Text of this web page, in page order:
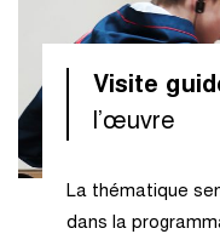
Visite
l’œuvre
La thématique
dans la